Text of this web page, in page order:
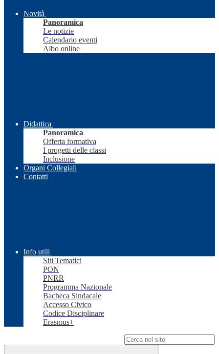
Novità
Panoramica
Le notizie
Calendario eventi
Albo online
Didattica
Panoramica
Offerta formativa
I progetti delle classi
Inclusione
Organi Collegiali
Contatti
Info utili
Siti Tematici
PON
PNRR
Programma Nazionale
Bacheca Sindacale
Accesso Civico
Codice Disciplinare
Erasmus+